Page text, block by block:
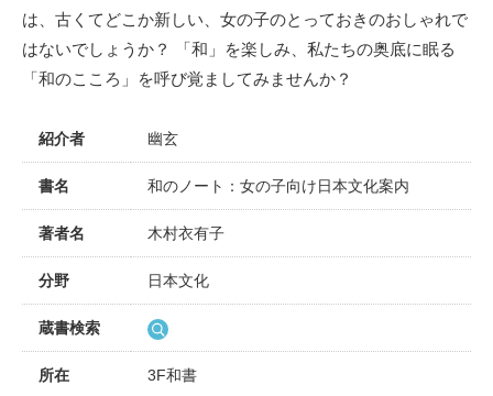
は、古くてどこか新しい、女の子のとっておきのおしゃれで
はないでしょうか？ 「和」を楽しみ、私たちの奥底に眠る
「和のこころ」を呼び覚ましてみませんか？
紹介者 幽玄
書名 和のノート：女の子向け日本文化案内
著者名 木村衣有子
分野 日本文化
蔵書検索
所在 3F和書